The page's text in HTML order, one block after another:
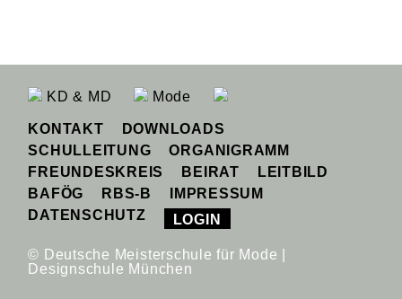
KD & MD Mode
KONTAKT
DOWNLOADS
SCHULLEITUNG
ORGANIGRAMM
FREUNDESKREIS
BEIRAT
LEITBILD
BAFÖG
RBS-B
IMPRESSUM
DATENSCHUTZ
LOGIN
© Deutsche Meisterschule für Mode |
Designschule München